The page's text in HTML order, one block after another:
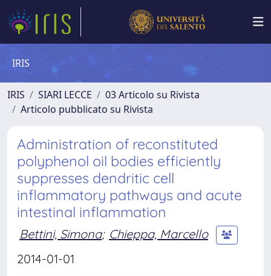
IRIS
IRIS SIARI LECCE
03 Articolo su Rivista
Articolo pubblicato su Rivista
Administration of reconstituted
polyphenol oil bodies efficiently
suppresses dendritic cell
inflammatory pathways and acute
intestinal inflammation
Bettini, Simona; Chieppa, Marcello
2014-01-01